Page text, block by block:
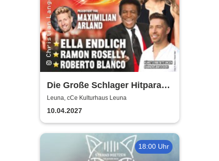
Die Große Schlager Hitparade
- Das Original - 2027
Leuna, cCe Kulturhaus Leuna
10.04.2027
18:00 Uhr